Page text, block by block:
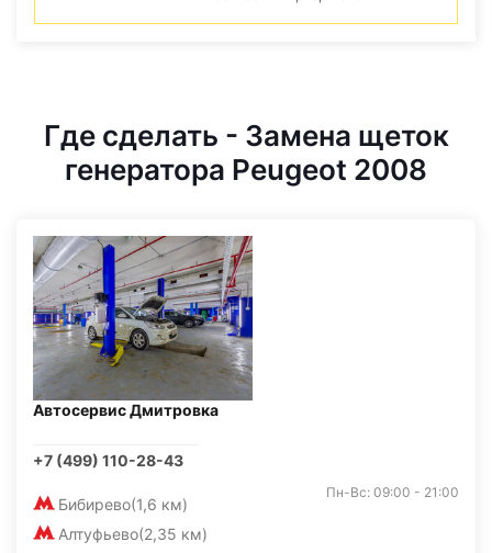
Где сделать - Замена щеток
генератора Peugeot 2008
Автосервис Дмитровка
+7 (499) 110-28-43
Бибирево(1,6 км)
Алтуфьево(2,35 км)
Пн-Вс: 09:00 - 21:00